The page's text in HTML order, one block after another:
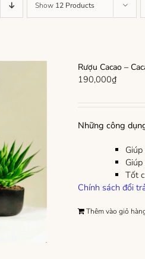
Show 12 Products
Rượu Cacao –
190,000₫
Những công
Tốt
Chính sách đổi
Thêm vào giỏ